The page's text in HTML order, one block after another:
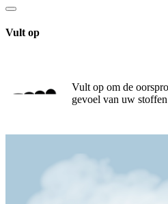
Vult op
Vult op om de
gevoel van uw